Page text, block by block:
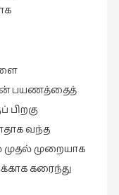
தன் பயணத்தைத்
பிறகு
வந்த
முறையாக
கரைந்து